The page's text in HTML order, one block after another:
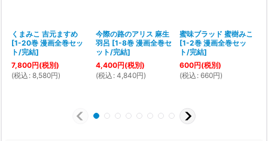
くまみこ 吉元ますめ
[1-20巻 漫画全巻セッ
ト/完結]
7,800円(税別)
(税込 : 8,580円)
今際の路のアリス 麻生
羽呂 [1-8巻 漫画全巻セ
ット/完結]
4,400円(税別)
(税込 : 4,840円)
蜜味ブラッド 蜜樹みこ
[1-2巻 漫画全巻セッ
ト/完結]
600円(税別)
(税込 : 660円)